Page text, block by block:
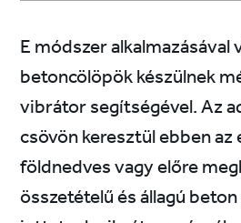
E módszer
betoncölöpök készülnek
vibrátor segítségével. Az
csövön keresztül ebben
földnedves vagy előre
összetételű és állagú